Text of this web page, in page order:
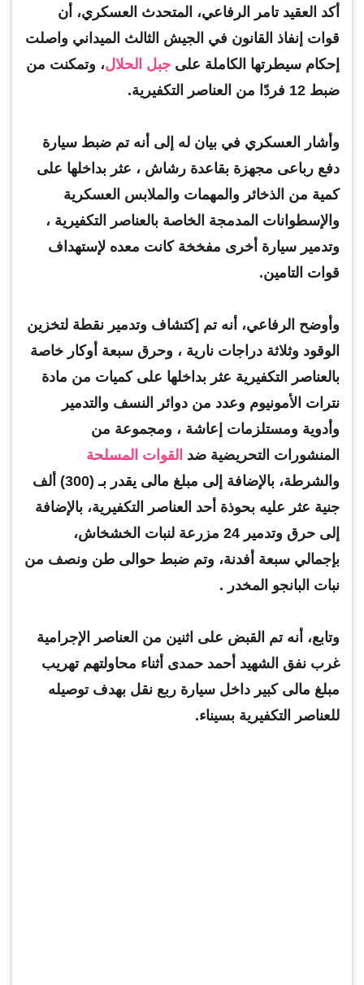
أكد العقيد تامر الرفاعي، المتحدث العسكري، أن
قوات إنفاذ القانون في الجيش الثالث الميداني واصلت
إحكام سيطرتها الكاملة على جبل الحلال، وتمكنت من
ضبط 12 فردًا من العناصر التكفيرية.
وأشار العسكري في بيان له إلى أنه تم ضبط سيارة
دفع رباعى مجهزة بقاعدة رشاش ، عثر بداخلها على
كمية من الذخائر والمهمات والملابس العسكرية
والإسطوانات المدمجة الخاصة بالعناصر التكفيرية ،
وتدمير سيارة أخرى مفخخة كانت معده لإستهداف
قوات التامين.
وأوضح الرفاعي، أنه تم إكتشاف وتدمير نقطة لتخزين
الوقود وثلاثة دراجات نارية ، وحرق سبعة أوكار خاصة
بالعناصر التكفيرية عثر بداخلها على كميات من مادة
نترات الأمونيوم وعدد من دوائر النسف والتدمير
وأدوية ومستلزمات إعاشة ، ومجموعة من
المنشورات التحريضية ضد القوات المسلحة
والشرطة، بالإضافة إلى مبلغ مالى يقدر بـ (300) ألف
جنية عثر عليه بحوذة أحد العناصر التكفيرية، بالإضافة
إلى حرق وتدمير 24 مزرعة لنبات الخشخاش،
بإجمالي سبعة أفدنة، وتم ضبط حوالى طن ونصف من
نبات البانجو المخدر .
وتابع، أنه تم القبض على اثنين من العناصر الإجرامية
غرب نفق الشهيد أحمد حمدى أثناء محاولتهم تهريب
مبلغ مالى كبير داخل سيارة ربع نقل بهدف توصيله
للعناصر التكفيرية بسيناء.